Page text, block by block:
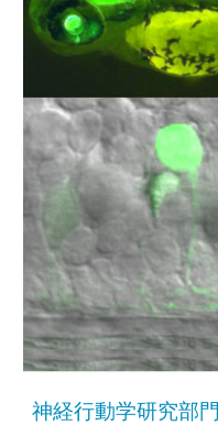
神経行動学研究部門